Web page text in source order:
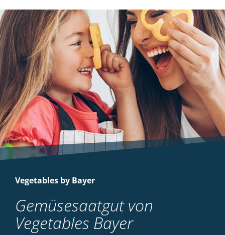
Vegetables by Bayer
Gemüsesaatgut von
Vegetables Bayer